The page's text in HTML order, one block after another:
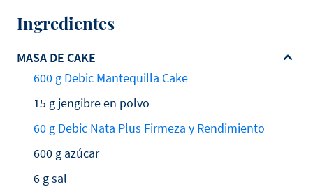
Ingredientes
MASA DE CAKE
600 g Debic Mantequilla Cake
15 g jengibre en polvo
60 g Debic Nata Plus Firmeza y Rendimiento
600 g azúcar
6 g sal